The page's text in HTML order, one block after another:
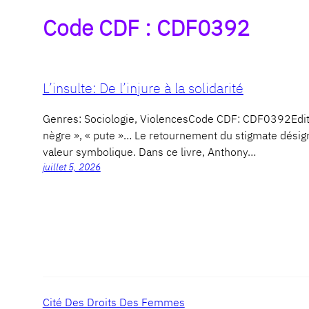
Code CDF : CDF0392
L’insulte: De l’injure à la solidarité
Genres: Sociologie, ViolencesCode CDF:
nègre », « pute »… Le retournement du stigmate
valeur symbolique. Dans ce livre, Anthony…
juillet 5, 2026
Cité Des Droits Des Femmes